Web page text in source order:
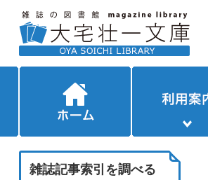
雑誌記事索引を調べる